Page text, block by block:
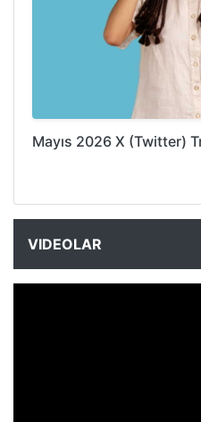
Mayıs 2026 X (Twitter)
VIDEOLAR